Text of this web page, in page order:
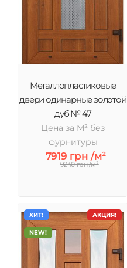
Металлопластиковые
двери одинарные золотой
дуб № 47
Цена за М² без
фурнитуры
7919 грн /м²
9240 грн /м²
АКЦИЯ!
ХИТ!
NEW!